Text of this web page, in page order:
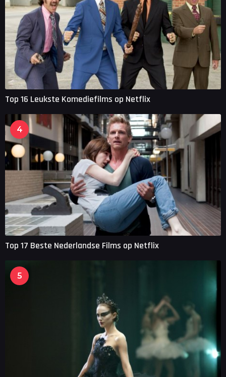
Top 16 Leukste Komediefilms op Netflix
4
Top 17 Beste Nederlandse Films op Netflix
5